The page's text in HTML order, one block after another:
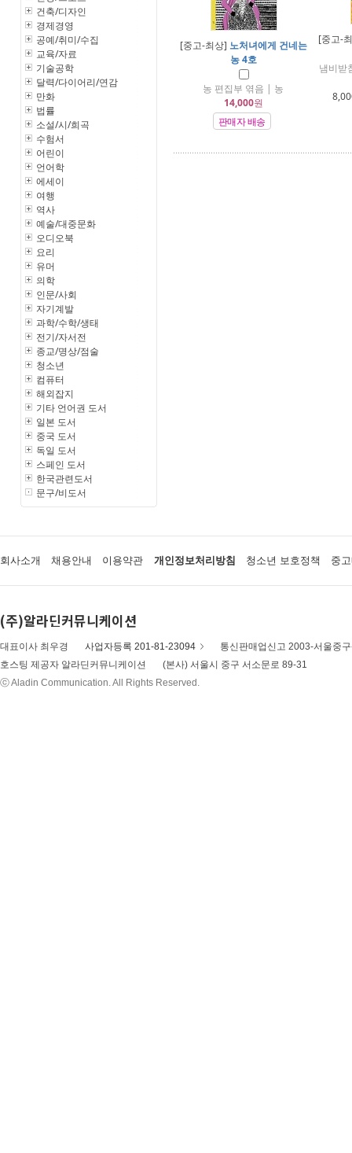
건축/디자인
경제경영
공예/취미/수집
교육/자료
기술공학
달력/다이어리/연감
만화
법률
소설/시/희곡
수험서
어린이
언어학
에세이
여행
역사
예술/대중문화
오디오북
요리
유머
의학
인문/사회
자기계발
과학/수학/생태
전기/자서전
종교/명상/점술
청소년
컴퓨터
해외잡지
기타 언어권 도서
일본 도서
중국 도서
독일 도서
스페인 도서
한국관련도서
문구/비도서
[중고-최상] 노처녀에게 건네는
농 4호
농 편집부 엮음 | 농
14,000원
판매자 배송
[중고-
냄비받
회사소개 채용안내 이용약관 개인정보처리방침 청소년 보호정책 중
(주)알라딘커뮤니케이션
대표이사 최우경 사업자등록 201-81-23094
통신판매업신고 2003-서울중
호스팅 제공자 알라딘커뮤니케이션
(본사) 서울시 중구 서소문로 89-31
ⓒ Aladin Communication. All Rights Reserved.